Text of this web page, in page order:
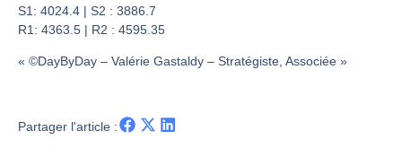
S1: 4024.4 | S2 : 3886.7
R1: 4363.5 | R2 : 4595.35
« ©DayByDay – Valérie Gastaldy – Stratégiste, Associée »
Partager l'article :